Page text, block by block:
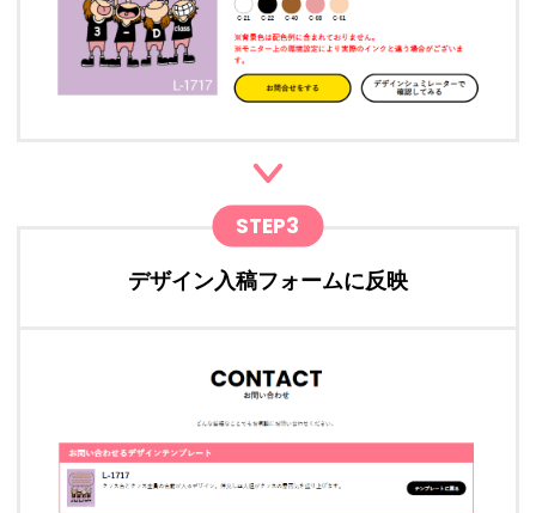
STEP3
デザイン入稿フォームに反映